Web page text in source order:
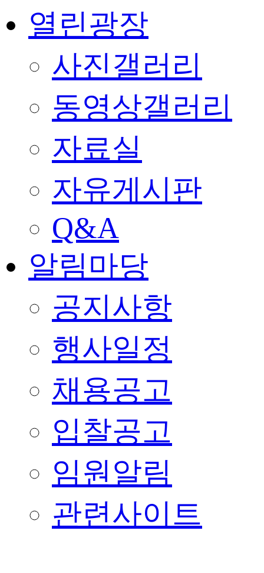
열린광장
사진갤러리
동영상갤러리
자료실
자유게시판
Q&A
알림마당
공지사항
행사일정
채용공고
입찰공고
임원알림
관련사이트